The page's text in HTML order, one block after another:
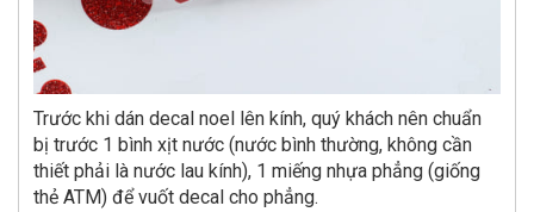
Trước khi dán decal noel lên kính, quý khách nên chuẩn
bị trước 1 bình xịt nước (nước bình thường, không cần
thiết phải là nước lau kính), 1 miếng nhựa phẳng (giống
thẻ ATM) để vuốt decal cho phẳng.